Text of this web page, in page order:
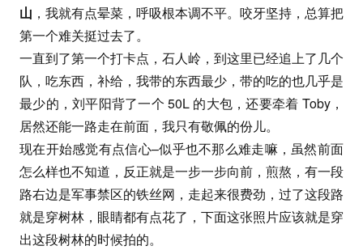
山 ，我就有点晕菜，呼吸根本调不平。咬牙坚持，总算把
第一个难关挺过去了。
一直到了第一个打卡点，石人岭，到这里已经追上了几个
队，吃东西，补给，我带的东西最少，带的吃的也几乎是
最少的，刘平阳背了一个 50L 的大包，还要牵着 Toby，
居然还能一路走在前面，我只有敬佩的份儿。
现在开始感觉有点信心–似乎也不那么难走嘛，虽然前面
怎么样也不知道，反正就是一步一步向前，煎熬，有一段
路右边是军事禁区的铁丝网，走起来很费劲，过了这段路
就是穿树林，眼睛都有点花了，下面这张照片应该就是穿
出这段树林的时候拍的。